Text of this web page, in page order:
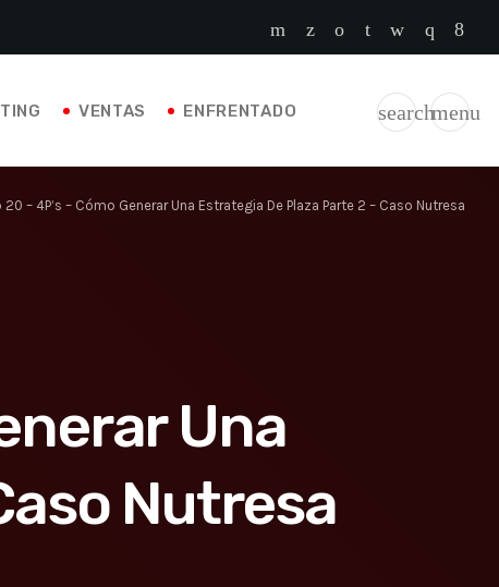
VENTAS ENFRENTADO searchmenu
– 4P’s – Cómo Generar Una Estrategia De Plaza Parte 2 – Caso Nutresa
Una
Nutresa